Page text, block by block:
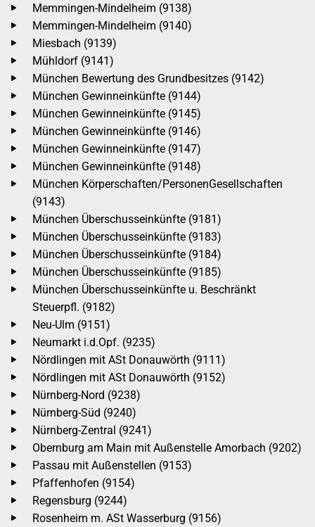
Memmingen-Mindelheim (9138)
Memmingen-Mindelheim (9140)
Miesbach (9139)
Mühldorf (9141)
München Bewertung des Grundbesitzes (9142)
München Gewinneinkünfte (9144)
München Gewinneinkünfte (9145)
München Gewinneinkünfte (9146)
München Gewinneinkünfte (9147)
München Gewinneinkünfte (9148)
München Körperschaften/PersonenGesellschaften
(9143)
München Überschusseinkünfte (9181)
München Überschusseinkünfte (9183)
München Überschusseinkünfte (9184)
München Überschusseinkünfte (9185)
München Überschusseinkünfte u. Beschränkt
Steuerpfl. (9182)
Neu-Ulm (9151)
Neumarkt i.d.Opf. (9235)
Nördlingen mit ASt Donauwörth (9111)
Nördlingen mit ASt Donauwörth (9152)
Nürnberg-Nord (9238)
Nürnberg-Süd (9240)
Nürnberg-Zentral (9241)
Obernburg am Main mit Außenstelle Amorbach (9202)
Passau mit Außenstellen (9153)
Pfaffenhofen (9154)
Regensburg (9244)
Rosenheim m. ASt Wasserburg (9156)